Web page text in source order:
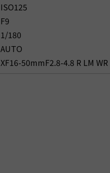
ISO125
F9
1/180
AUTO
XF16-50mmF2.8-4.8 R LM WR